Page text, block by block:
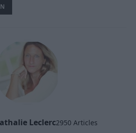
Leclerc2950 Articles